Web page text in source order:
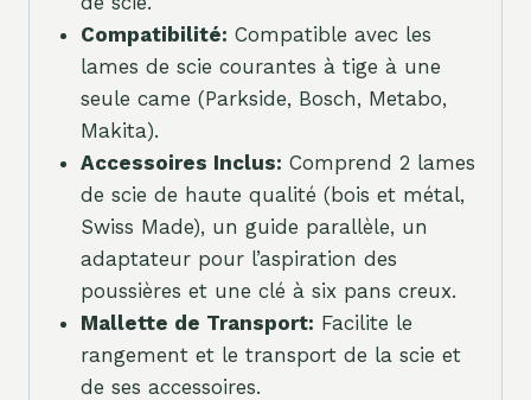
Compatibilité: Compatible avec les
lames de scie courantes à tige à une
seule came (Parkside, Bosch, Metabo,
Makita).
Accessoires Inclus: Comprend 2 lames
de scie de haute qualité (bois et métal,
Swiss Made), un guide parallèle, un
adaptateur pour l’aspiration des
poussières et une clé à six pans creux.
Mallette de Transport: Facilite le
rangement et le transport de la scie et
de ses accessoires.